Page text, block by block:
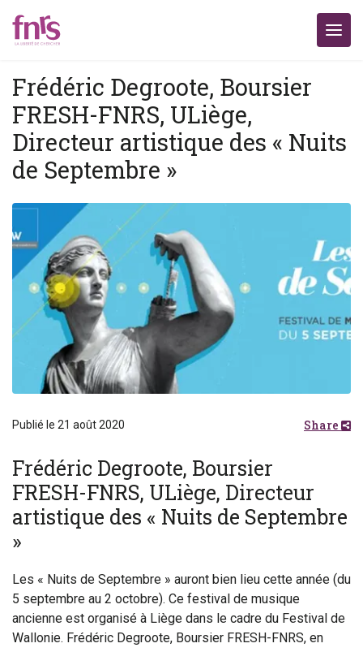
Frédéric Degroote, Boursier
FRESH-FNRS, ULiège,
Directeur artistique des « Nuits
de Septembre »
Publié le 21 août 2020 Share
Frédéric Degroote, Boursier
FRESH-FNRS, ULiège, Directeur
artistique des « Nuits de Septembre
»
Les « Nuits de Septembre » auront bien lieu cette année (du
5 septembre au 2 octobre). Ce festival de musique
ancienne est organisé à Liège dans le cadre du Festival de
Wallonie. Frédéric Degroote, Boursier FRESH-FNRS, en